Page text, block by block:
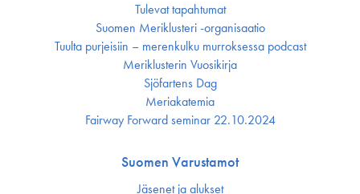
Tulevat tapahtumat
Suomen Meriklusteri -organisaatio
Tuulta purjeisiin – merenkulku murroksessa podcast
Meriklusterin Vuosikirja
Sjöfartens Dag
Meriakatemia
Fairway Forward seminar 22.10.2024
Suomen Varustamot
Jäsenet ja alukset